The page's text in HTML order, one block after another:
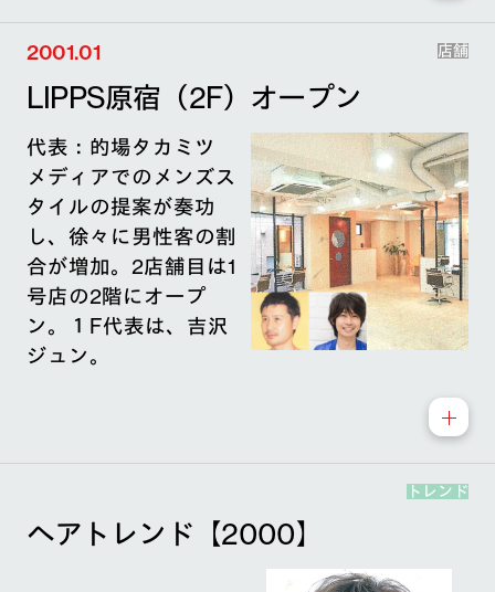
2001.01 店舗
LIPPS原宿（2F）オープン
代表：的場タカミツ
メディアでのメンズス
タイルの提案が奏功
し、徐々に男性客の割
合が増加。2店舗目は1
号店の2階にオープ
ン。１F代表は、吉沢
ジュン。
トレンド
ヘアトレンド【2000】